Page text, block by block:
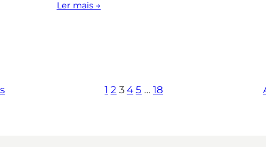
Ler mais →
1 2 3 4 5 … 18